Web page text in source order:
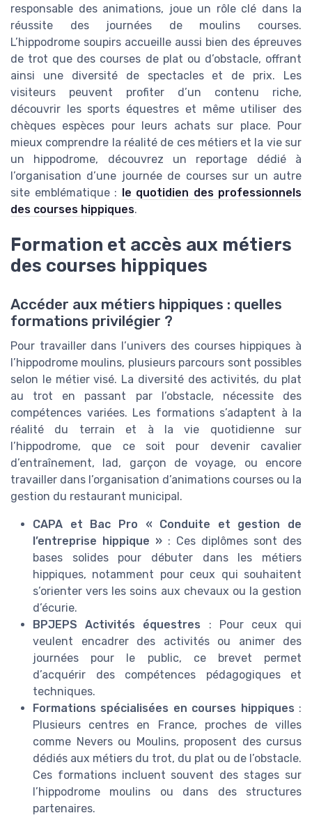
responsable des animations, joue un rôle clé dans la
réussite des journées de moulins courses.
L’hippodrome soupirs accueille aussi bien des épreuves
de trot que des courses de plat ou d’obstacle, offrant
ainsi une diversité de spectacles et de prix. Les
visiteurs peuvent profiter d’un contenu riche,
découvrir les sports équestres et même utiliser des
chèques espèces pour leurs achats sur place. Pour
mieux comprendre la réalité de ces métiers et la vie sur
un hippodrome, découvrez un reportage dédié à
l’organisation d’une journée de courses sur un autre
site emblématique :
le quotidien des professionnels
des courses hippiques.
Formation et accès aux métiers
des courses hippiques
Accéder aux métiers hippiques : quelles
formations privilégier ?
Pour travailler dans l’univers des courses hippiques à
l’hippodrome moulins, plusieurs parcours sont possibles
selon le métier visé. La diversité des activités, du plat
au trot en passant par l’obstacle, nécessite des
compétences variées. Les formations s’adaptent à la
réalité du terrain et à la vie quotidienne sur
l’hippodrome, que ce soit pour devenir cavalier
d’entraînement, lad, garçon de voyage, ou encore
travailler dans l’organisation d’animations courses ou la
gestion du restaurant municipal.
CAPA et Bac Pro « Conduite et gestion de
l’entreprise hippique » : Ces diplômes sont des
bases solides pour débuter dans les métiers
hippiques, notamment pour ceux qui souhaitent
s’orienter vers les soins aux chevaux ou la gestion
d’écurie.
BPJEPS Activités équestres : Pour ceux qui
veulent encadrer des activités ou animer des
journées pour le public, ce brevet permet
d’acquérir des compétences pédagogiques et
techniques.
Formations spécialisées en courses hippiques :
Plusieurs centres en France, proches de villes
comme Nevers ou Moulins, proposent des cursus
dédiés aux métiers du trot, du plat ou de l’obstacle.
Ces formations incluent souvent des stages sur
l’hippodrome moulins ou dans des structures
partenaires.